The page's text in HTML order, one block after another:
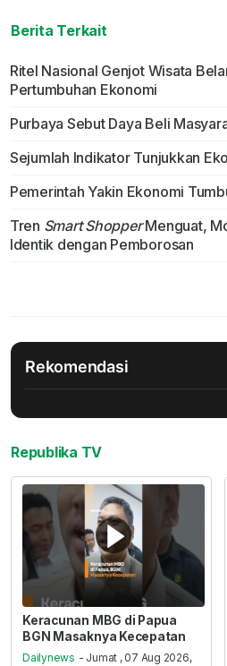
Berita Terkait
Ritel Nasional Genjot Wisata
Pertumbuhan Ekonomi
Purbaya Sebut Daya Beli
Sejumlah Indikator Tunjukkan
Pemerintah Yakin Ekonomi
Tren Smart ShopperMenguat,
Identik dengan Pemborosan
Rekomendasi
Republika TV
Keracunan MBG di Papua
BGN Masaknya Kecepatan
Dailynews - Jumat , 07 Aug 2026,